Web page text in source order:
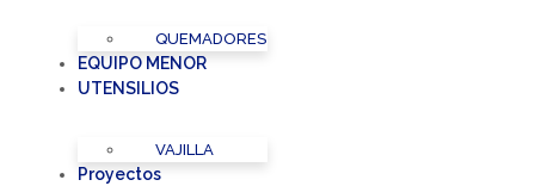
QUEMADORES
EQUIPO MENOR
UTENSILIOS
VAJILLA
Proyectos